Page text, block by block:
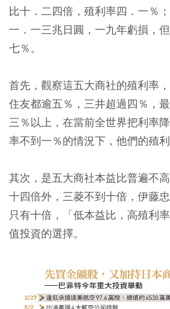
比十．二四倍，殖利率四．一％
一．一三兆日圓，一九年虧損，
七％。
首先，觀察這五大商社的殖利率，
住友都逾五％，三井超過四％，
三％以上，在當前全世界把利率
率不到一％的情況下，他們的殖利
其次，是五大商社本益比普遍不
十四倍外，三菱不到十倍，伊藤
只有十倍，「低本益比，高殖利
值投資的選擇。